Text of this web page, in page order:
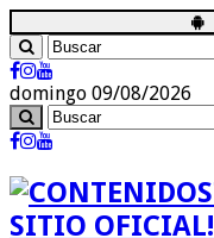
domingo 09/08/2026
SITIO OFICIAL!